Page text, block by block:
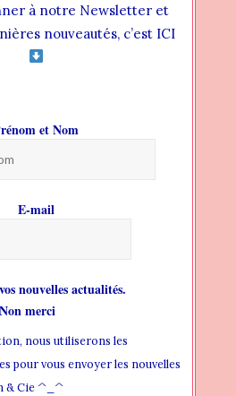
Videos
WIDGET AREA
à notre Newsletter et
nouveautés, c’est ICI
et Nom
E-mail
nouvelles actualités.
merci
nous utiliserons les
pour vous envoyer les nouvelles
& Cie ^_^